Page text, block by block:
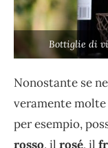
Bottiglie di
Nonostante se
veramente
per esempio,
rosso, il rosé, il